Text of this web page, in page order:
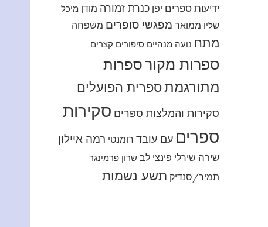
ידיעות ספרים יפן כנרת זמורה מודן מיכל
שליו ממואר מפגשי סופרים משפחה
מתח נועה מנהיים סיפורים קצרים
ספרות מקורספרות
מתורגמתספרית הפועלים
סקירות והמלצות ספרים סקירות
ספרים עם עובד רומנטי רמה איילון
שירה שירלי פינצי לב שרון פרמינגר
תמיר/סנדיק תשע נשמות